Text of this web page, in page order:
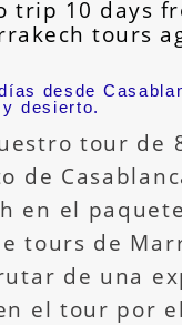
desde
desierto.
tour de
de
en el
tours de
de una
el tour por